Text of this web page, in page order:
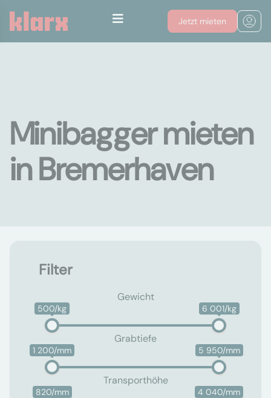
Jetzt mieten
Minibagger mieten
in Bremerhaven
Filter
Gewicht
500/kg 6 001/kg
Grabtiefe
1 200/mm 5 950/mm
Transporthöhe
820/mm 4 040/mm